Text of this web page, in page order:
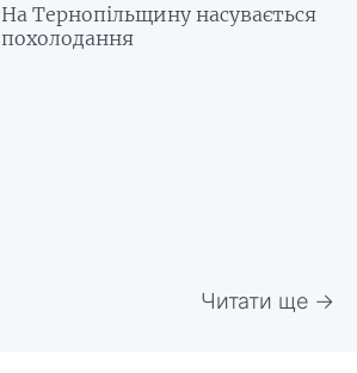
На Тернопільщину насувається
похолодання
Читати ще →